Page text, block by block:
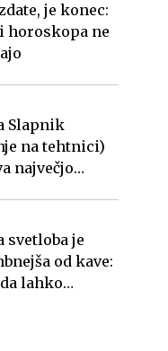
je konec:
horoskopa ne
Slapnik
na tehtnici)
največjo
svetloba je
od kave:
lahko